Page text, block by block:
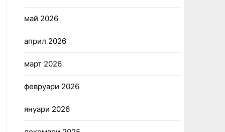
май 2026
април 2026
март 2026
февруари 2026
януари 2026